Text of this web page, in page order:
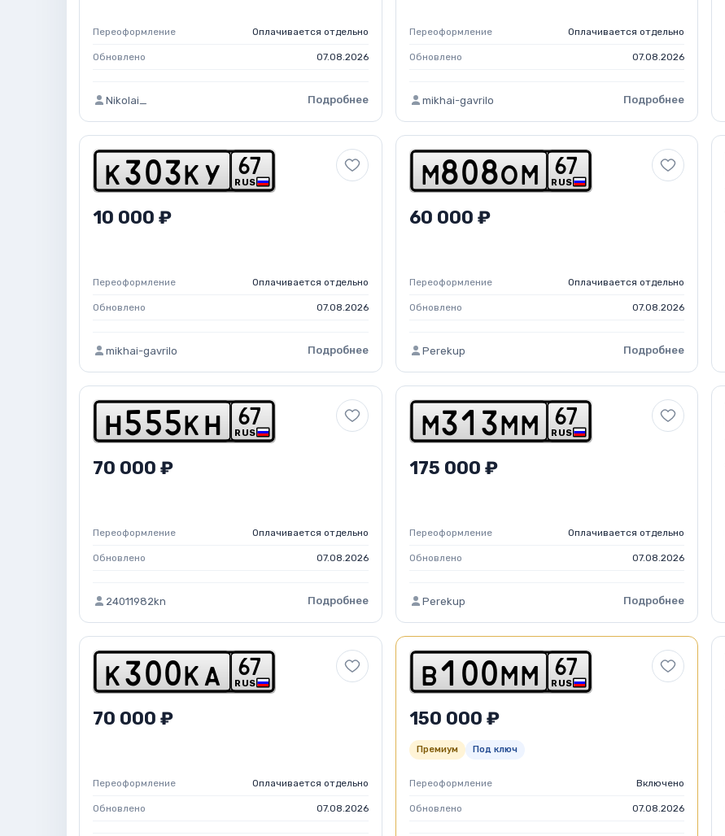
Переоформление Оплачивается отдельно
Обновлено 07.08.2026
Nikolai_ Подробнее
Переоформление Оплачивается отдельно
Обновлено 07.08.2026
mikhai-gavrilo Подробнее
k 3 0 3 k y RUS
67
10 000 ₽
Переоформление Оплачивается отдельно
Обновлено 07.08.2026
mikhai-gavrilo Подробнее
m 8 0 8o m RUS
67
60 000 ₽
Переоформление Оплачивается отдельно
Обновлено 07.08.2026
Perekup Подробнее
h 5 5 5 k h RUS
67
70 000 ₽
Переоформление Оплачивается отдельно
Обновлено 07.08.2026
24011982kn Подробнее
m 3 1 3 m m RUS
67
175 000 ₽
Переоформление Оплачивается отдельно
Обновлено 07.08.2026
Perekup Подробнее
k 3 0 0 k a RUS
67
70 000 ₽
Переоформление Оплачивается отдельно
Обновлено 07.08.2026
b 1 0 0 m m RUS
67
150 000 ₽
Премиум Под ключ
Переоформление Включено
Обновлено 07.08.2026